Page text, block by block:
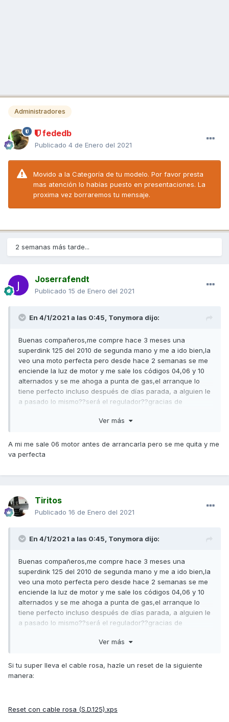
Administradores
fededb
Publicado 4 de Enero del 2021
Movido a la Categoría de tu modelo. Por favor presta
mas atención lo habías puesto en presentaciones. La
proxima vez borraremos tu mensaje.
2 semanas más tarde...
Joserrafendt
Publicado 15 de Enero del 2021
En 4/1/2021 a las 0:45, Tonymora dijo:
Buenas compañeros,me compre hace 3 meses una
superdink 125 del 2010 de segunda mano y me a ido bien,la
veo una moto perfecta pero desde hace 2 semanas se me
enciende la luz de motor y me sale los códigos 04,06 y 10
alternados y se me ahoga a punta de gas,el arranque lo
tiene perfecto incluso después de días parada, a alguien le
a pasado lo mismo??será el regulador??gracias de
Ver más
A mi me sale 06 motor antes de arrancarla pero se me quita y me
va perfecta
Tiritos
Publicado 16 de Enero del 2021
En 4/1/2021 a las 0:45, Tonymora dijo:
Buenas compañeros,me compre hace 3 meses una
superdink 125 del 2010 de segunda mano y me a ido bien,la
veo una moto perfecta pero desde hace 2 semanas se me
enciende la luz de motor y me sale los códigos 04,06 y 10
alternados y se me ahoga a punta de gas,el arranque lo
tiene perfecto incluso después de días parada, a alguien le
a pasado lo mismo??será el regulador??gracias de
Ver más
Si tu super lleva el cable rosa, hazle un reset de la siguiente
manera:
Reset con cable rosa (S.D.125).xps